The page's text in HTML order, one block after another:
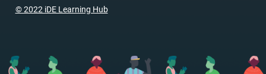
© 2022 iDE Learning Hub